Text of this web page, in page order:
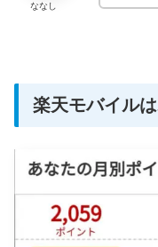
ななし
楽天モバイル